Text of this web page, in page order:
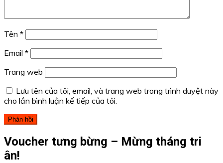
Tên *
Email *
Trang web
Lưu tên của tôi, email, và trang web trong trình duyệt này
cho lần bình luận kế tiếp của tôi.
Voucher tưng bừng – Mừng tháng tri
ân!